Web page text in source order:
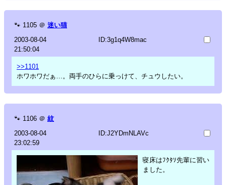
🐾 1105 ＠ 迷い猫
2003-08-04
21:50:04
ID:3g1q4W8mac
>>1101
ホワホワだぁ…。両手のひらに乗っけて、チュウしたい。
🐾 1106 ＠ 紋
2003-08-04
23:02:59
ID:J2YDmNLAVc
寝床はﾌｸﾀｿ先輩に習い
ました。